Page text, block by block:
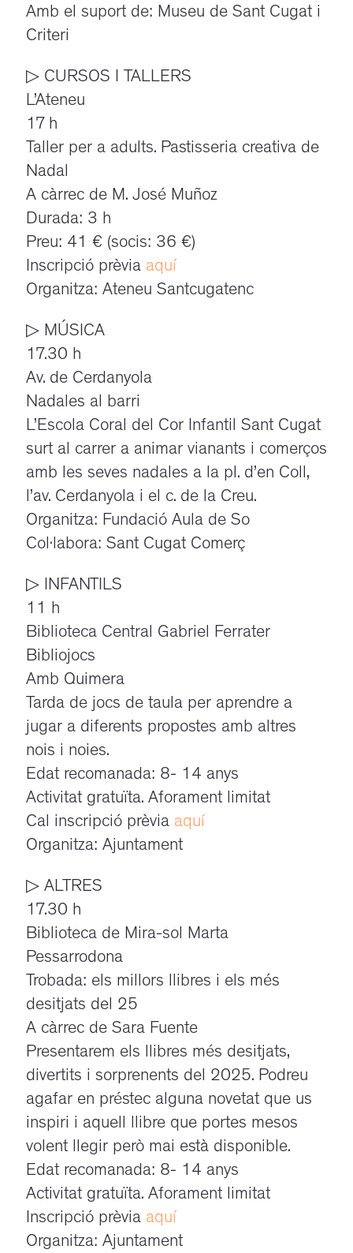
Amb el suport de: Museu de Sant Cugat i
Criteri
▷ CURSOS I TALLERS
L’Ateneu
17 h
Taller per a adults. Pastisseria creativa de
Nadal
A càrrec de M. José Muñoz
Durada: 3 h
Preu: 41 € (socis: 36 €)
Inscripció prèvia aquí
Organitza: Ateneu Santcugatenc
▷ MÚSICA
17.30 h
Av. de Cerdanyola
Nadales al barri
L’Escola Coral del Cor Infantil Sant Cugat
surt al carrer a animar vianants i comerços
amb les seves nadales a la pl. d’en Coll,
l’av. Cerdanyola i el c. de la Creu.
Organitza: Fundació Aula de So
Col·labora: Sant Cugat Comerç
▷ INFANTILS
11 h
Biblioteca Central Gabriel Ferrater
Bibliojocs
Amb Quimera
Tarda de jocs de taula per aprendre a
jugar a diferents propostes amb altres
nois i noies.
Edat recomanada: 8- 14 anys
Activitat gratuïta. Aforament limitat
Cal inscripció prèvia aquí
Organitza: Ajuntament
▷ ALTRES
17.30 h
Biblioteca de Mira-sol Marta
Pessarrodona
Trobada: els millors llibres i els més
desitjats del 25
A càrrec de Sara Fuente
Presentarem els llibres més desitjats,
divertits i sorprenents del 2025. Podreu
agafar en préstec alguna novetat que us
inspiri i aquell llibre que portes mesos
volent llegir però mai està disponible.
Edat recomanada: 8- 14 anys
Activitat gratuïta. Aforament limitat
Inscripció prèvia aquí
Organitza: Ajuntament